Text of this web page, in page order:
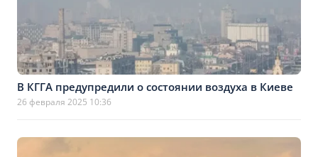
В КГГА предупредили о состоянии воздуха в Киеве
26 февраля 2025 10:36